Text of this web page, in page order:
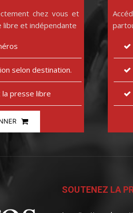
chez vous et
libre et indépendante
selon destination.
presse libre
SOUTENEZ LA